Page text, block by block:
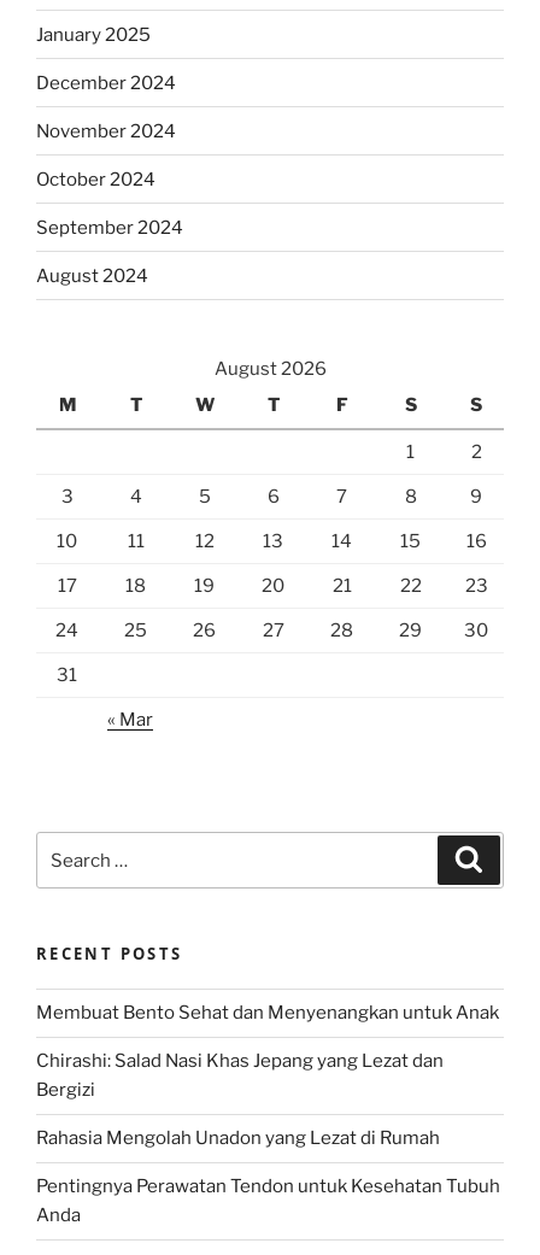
January 2025
December 2024
November 2024
October 2024
September 2024
August 2024
August 2026
M
T W T F S S
1 2
3 4 5 6 7 8 9
10 11 12 13 14 15 16
17 18 19 20 21 22 23
24 25 26 27 28 29 30
31
« Mar
for:
RECENT POSTS
Membuat Bento Sehat dan Menyenangkan untuk Anak
Chirashi: Salad Nasi Khas Jepang yang Lezat dan
Bergizi
Rahasia Mengolah Unadon yang Lezat di Rumah
Pentingnya Perawatan Tendon untuk Kesehatan Tubuh
Anda